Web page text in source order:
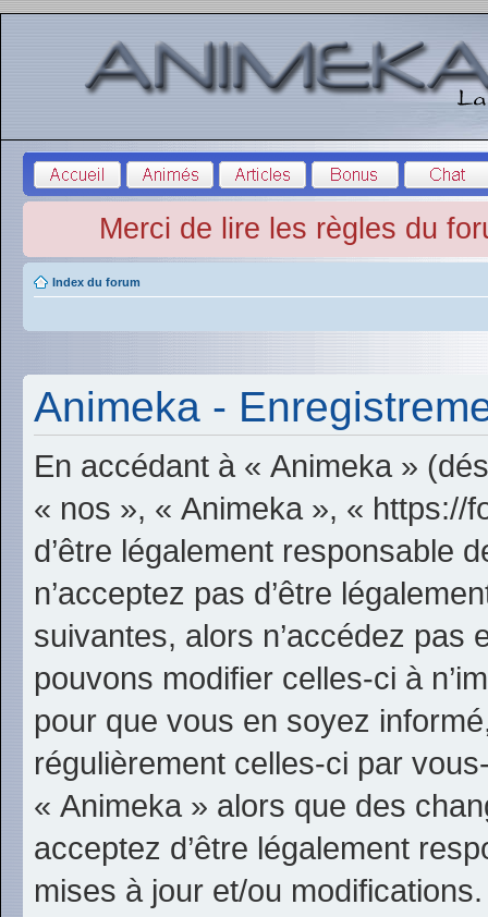
Merci de lire les règles du
Index du forum
Animeka -
En accédant à « Animeka »
« nos », « Animeka », « https://
d’être légalement responsable
n’acceptez pas d’être
suivantes, alors n’accédez pas
pouvons modifier celles-ci à
pour que vous en soyez
régulièrement celles-ci par
« Animeka » alors que des
acceptez d’être légalement
mises à jour et/ou modifications.